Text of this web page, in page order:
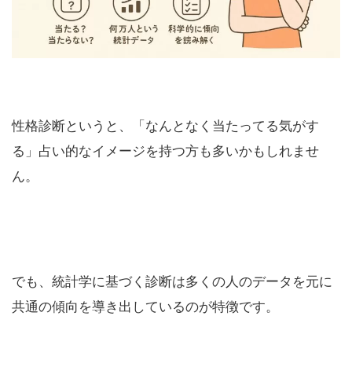
性格診断というと、「なんとなく当たってる気がす
る」占い的なイメージを持つ方も多いかもしれませ
ん。
でも、統計学に基づく診断は多くの人のデータを元に
共通の傾向を導き出しているのが特徴です。